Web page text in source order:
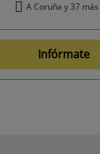
A Coruña y 37 más
Infórmate